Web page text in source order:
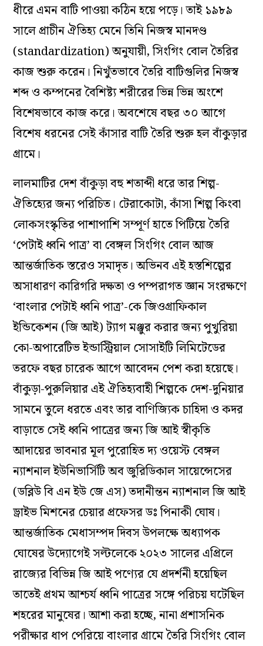
ধীরে এমন বাটি পাওয়া কঠিন হয়ে পড়ে। তাই ১৯৮৯
সালে প্রাচীন ঐতিহ্য মেনে তিনি নিজস্ব মানদণ্ড
(standardization) অনুযায়ী, সিংগিং বোল তৈরির
কাজ শুরু করেন। নিখুঁতভাবে তৈরি বাটিগুলির নিজস্ব
শব্দ ও কম্পনের বৈশিষ্ট্য শরীরের ভিন্ন ভিন্ন অংশে
বিশেষভাবে কাজ করে। অবশেষে বছর ৩০ আগে
বিশেষ ধরনের সেই কাঁসার বাটি তৈরি শুরু হল বাঁকুড়ার
গ্রামে।
লালমাটির দেশ বাঁকুড়া বহু শতাব্দী ধরে তার শিল্প-
ঐতিহ্যের জন্য পরিচিত। টেরাকোটা, কাঁসা শিল্প কিংবা
লোকসংস্কৃতির পাশাপাশি সম্পূর্ণ হাতে পিটিয়ে তৈরি
‘পেটাই ধ্বনি পাত্র’ বা বেঙ্গল সিংগিং বোল আজ
আন্তর্জাতিক স্তরেও সমাদৃত। অভিনব এই হস্তশিল্পের
অসাধারণ কারিগরি দক্ষতা ও পম্পরাগত জ্ঞান সংরক্ষণে
‘বাংলার পেটাই ধ্বনি পাত্র’-কে জিওগ্রাফিকাল
ইন্ডিকেশন (জি আই) ট্যাগ মঞ্জুর করার জন্য পুখুরিয়া
কো-অপারেটিভ ইন্ডাস্ট্রিয়াল সোসাইটি লিমিটেডের
তরফে বছর চারেক আগে আবেদন পেশ করা হয়েছে।
বাঁকুড়া-পুরুলিয়ার এই ঐতিহ্যবাহী শিল্পকে দেশ-দুনিয়ার
সামনে তুলে ধরতে এবং তার বাণিজ্যিক চাহিদা ও কদর
বাড়াতে সেই ধ্বনি পাত্রের জন্য জি আই স্বীকৃতি
আদায়ের ভাবনার মূল পুরোহিত দ্য ওয়েস্ট বেঙ্গল
ন্যাশনাল ইউনিভার্সিটি অব জুরিডিকাল সায়েন্সেসের
(ডব্লিউ বি এন ইউ জে এস) তদানীন্তন ন্যাশনাল জি আই
ড্রাইভ মিশনের চেয়ার প্রফেসর ডঃ পিনাকী ঘোষ।
আন্তর্জাতিক মেধাসম্পদ দিবস উপলক্ষে অধ্যাপক
ঘোষের উদ্যোগেই সল্টলেকে ২০২৩ সালের এপ্রিলে
রাজ্যের বিভিন্ন জি আই পণ্যের যে প্রদর্শনী হয়েছিল
তাতেই প্রথম আশ্চর্য ধ্বনি পাত্রের সঙ্গে পরিচয় ঘটেছিল
শহরের মানুষের। আশা করা হচ্ছে, নানা প্রশাসনিক
পরীক্ষার ধাপ পেরিয়ে বাংলার গ্রামে তৈরি সিংগিং বোল